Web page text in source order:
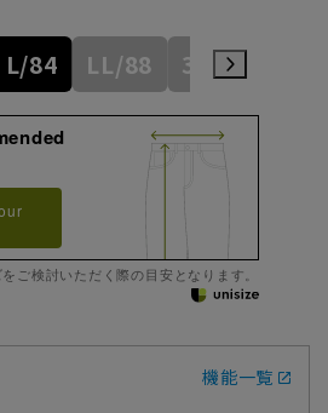
L/84 LL/88 3L/92
ご検討いただく際の目安となります。
機能一覧